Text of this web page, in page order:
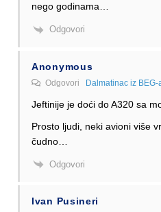
nego godinama…
Odgovori
Anonymous
Odgovori Dalmatinac iz BEG-
Jeftinije je doći do A320 sa
Prosto ljudi, neki avioni više
čudno…
Odgovori
Ivan Pusineri